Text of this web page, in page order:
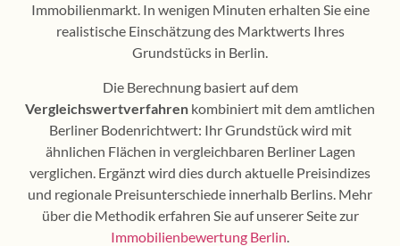
Immobilienmarkt. In wenigen Minuten erhalten Sie eine
realistische Einschätzung des Marktwerts Ihres
Grundstücks in Berlin.
Die Berechnung basiert auf dem
Vergleichswertverfahren kombiniert mit dem amtlichen
Berliner Bodenrichtwert: Ihr Grundstück wird mit
ähnlichen Flächen in vergleichbaren Berliner Lagen
verglichen. Ergänzt wird dies durch aktuelle Preisindizes
und regionale Preisunterschiede innerhalb Berlins. Mehr
über die Methodik erfahren Sie auf unserer Seite zur
Immobilienbewertung Berlin